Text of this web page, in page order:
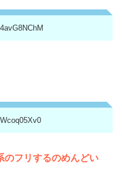
のフリするのめんどい